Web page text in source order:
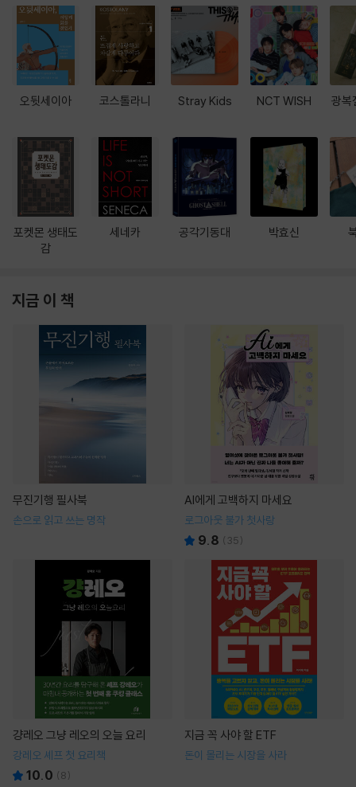
오뒷세이아
포켓몬 생태도
감
코스톨라니
세네카
Stray Kids
공각기동대
NCT WISH
박효신
광복
지금 이 책
무진기행 필사북
손으로 읽고 쓰는 명작
AI에게 고백하지 마세요
로그아웃 불가 첫사랑
9.8 ( 35)
걍레오 그냥 레오의 오늘 요리
강레오 셰프 첫 요리책
10.0 (8)
지금 꼭 사야 할 ETF
돈이 몰리는 시장을 사라